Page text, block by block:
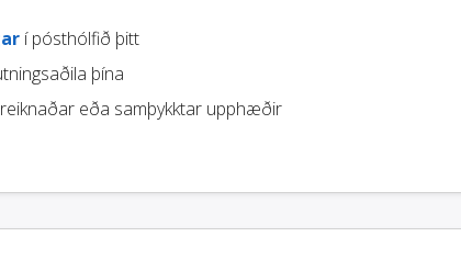
í pósthólfið þitt
þína
eða samþykktar upphæðir